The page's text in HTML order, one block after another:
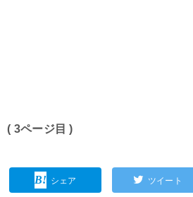
( 3ページ目 )
シェア ツイート